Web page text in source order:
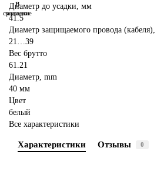
В
закладки
В
сравнение
Диаметр до усадки, мм
41.5
Диаметр защищаемого провода
21…39
Вес брутто
61.21
Диаметр, mm
40 мм
Цвет
белый
Все характеристики
Характеристики Отзывы 0